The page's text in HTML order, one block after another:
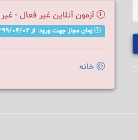
آزمون آنلاین غیر فعال -
زمان مجاز جهت ورود: از 1399/04/02 20:00:00 تا 1399/04/02 22:00:00
خانه